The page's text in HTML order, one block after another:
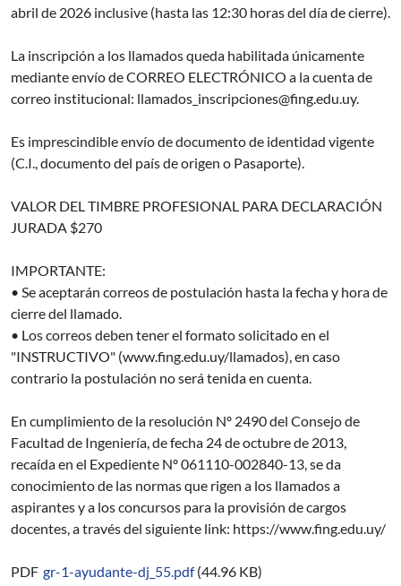
abril de 2026 inclusive (hasta las 12:30 horas del día de cierre).
La inscripción a los llamados queda habilitada únicamente
mediante envío de CORREO ELECTRÓNICO a la cuenta de
correo institucional: llamados_inscripciones@fing.edu.uy.
Es imprescindible envío de documento de identidad vigente
(C.I., documento del país de origen o Pasaporte).
VALOR DEL TIMBRE PROFESIONAL PARA DECLARACIÓN
JURADA $270
IMPORTANTE:
• Se aceptarán correos de postulación hasta la fecha y hora de
cierre del llamado.
• Los correos deben tener el formato solicitado en el
"INSTRUCTIVO" (www.fing.edu.uy/llamados), en caso
contrario la postulación no será tenida en cuenta.
En cumplimiento de la resolución Nº 2490 del Consejo de
Facultad de Ingeniería, de fecha 24 de octubre de 2013,
recaída en el Expediente Nº 061110-002840-13, se da
conocimiento de las normas que rigen a los llamados a
aspirantes y a los concursos para la provisión de cargos
docentes, a través del siguiente link: https://www.fing.edu.uy/
PDF gr-1-ayudante-dj_55.pdf (44.96 KB)